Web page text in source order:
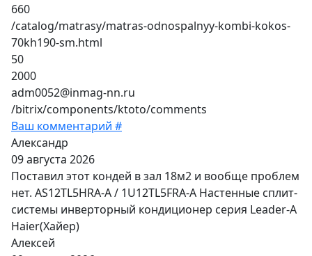
660
/catalog/matrasy/matras-odnospalnyy-kombi-kokos-
70kh190-sm.html
50
2000
adm0052@inmag-nn.ru
/bitrix/components/ktoto/comments
Ваш комментарий #
Александр
09 августа 2026
Поставил этот кондей в зал 18м2 и вообще проблем
нет. AS12TL5HRA-A / 1U12TL5FRA-A Настенные сплит-
системы инверторный кондиционер серия Leader-A
Haier(Хайер)
Алексей